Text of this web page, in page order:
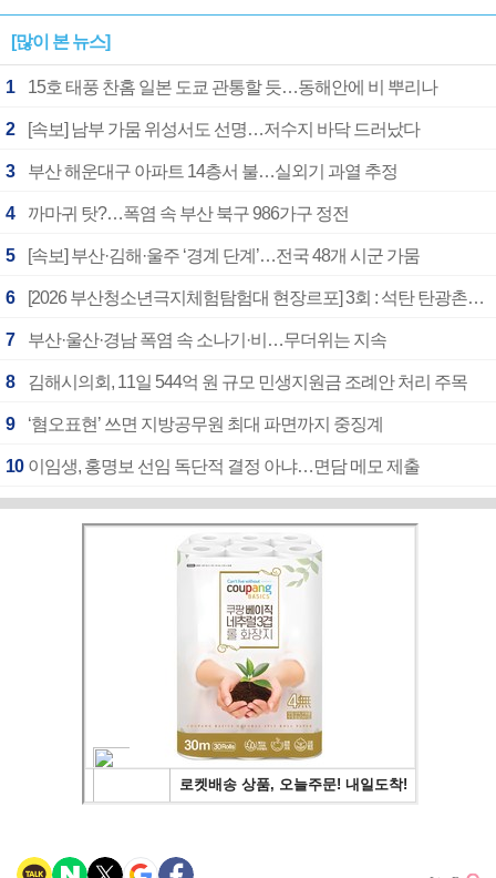
[많이 본 뉴스]
1 15호 태풍 찬홈 일본 도쿄 관통할 듯…동해안에 비 뿌리나
2 [속보] 남부 가뭄 위성서도 선명…저수지 바닥 드러났다
3 부산 해운대구 아파트 14층서 불…실외기 과열 추정
4 까마귀 탓?…폭염 속 부산 북구 986가구 정전
5 [속보] 부산·김해·울주 ‘경계 단계’…전국 48개 시군 가뭄
6 [2026 부산청소년극지체험탐험대 현장르포] 3회 : 석탄 탄광촌에서 북극 연구의 중심지로
7 부산·울산·경남 폭염 속 소나기·비…무더위는 지속
8 김해시의회, 11일 544억 원 규모 민생지원금 조례안 처리 주목
9 ‘혐오표현’ 쓰면 지방공무원 최대 파면까지 중징계
10 이임생, 홍명보 선임 독단적 결정 아냐…면담 메모 제출